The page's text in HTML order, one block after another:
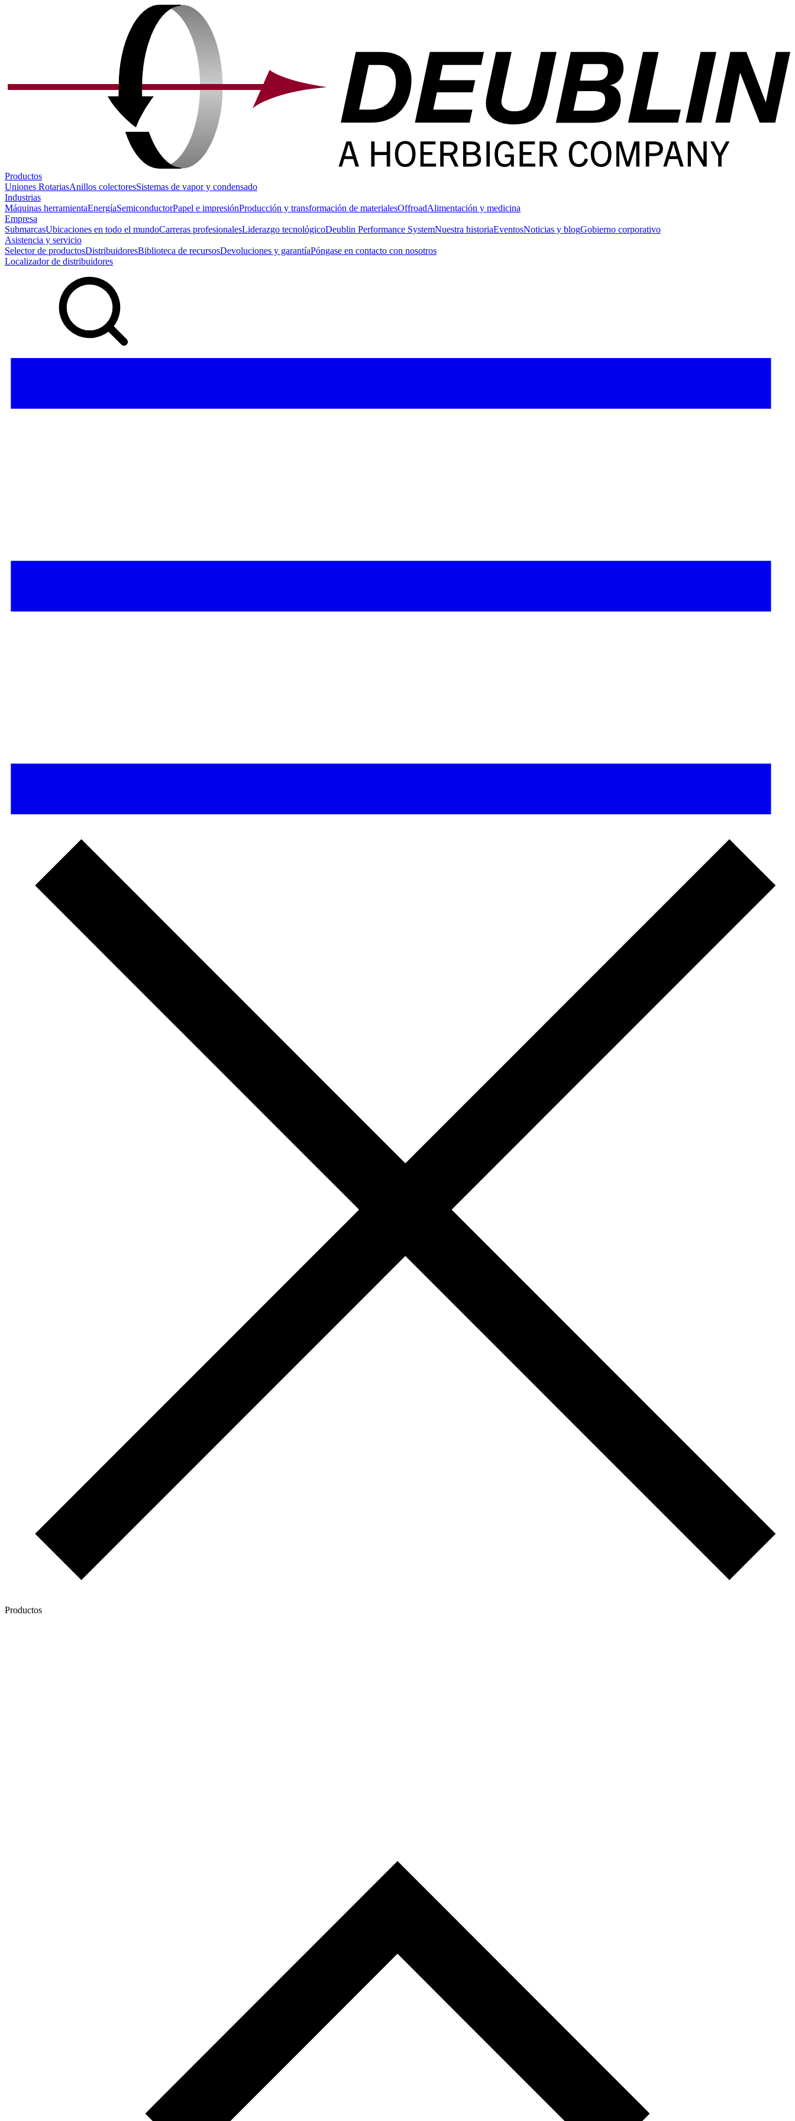
Productos
Uniones RotariasAnillos colectoresSistemas de vapor y condensado
Industrias
Máquinas herramientaEnergíaSemiconductorPapel e impresiónProducción y transformación de materialesOffroadAlimentación y medicina
Empresa
SubmarcasUbicaciones en todo el mundoCarreras profesionalesLiderazgo tecnológicoDeublin Performance SystemNuestra historiaEventosNoticias y blogGobierno corporativo
Asistencia y servicio
Selector de productosDistribuidoresBiblioteca de recursosDevoluciones y garantíaPóngase en contacto con nosotros
Localizador de distribuidores
Productos